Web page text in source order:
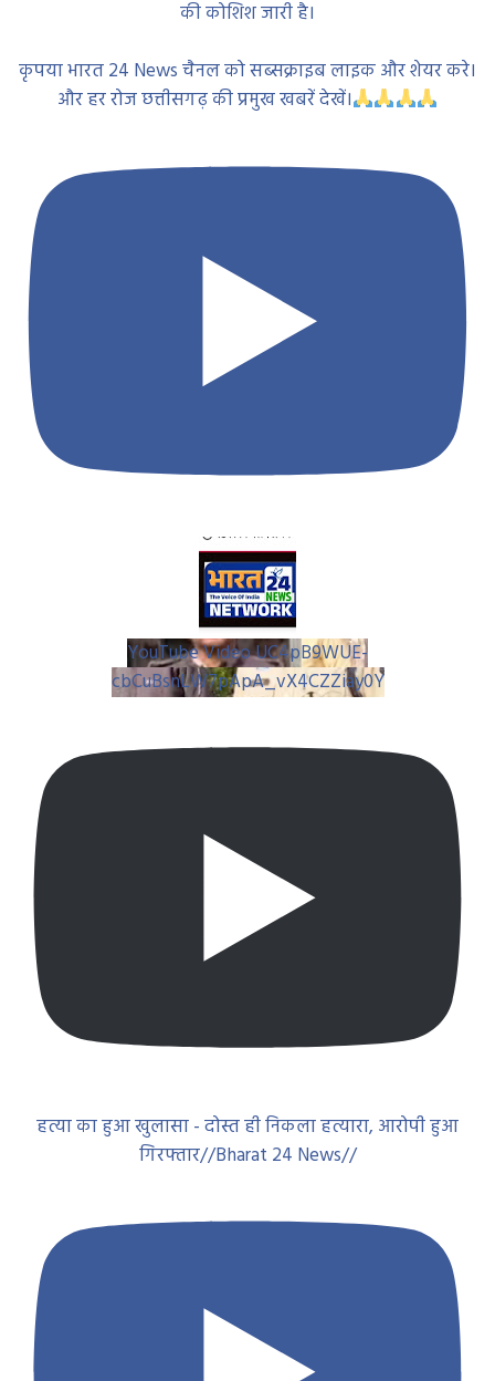
की कोशिश जारी है।
कृपया भारत 24 News चैनल को सब्सक्राइब लाइक और शेयर करे।
और हर रोज छत्तीसगढ़ की प्रमुख खबरें देखें।
YouTube Video UC4pB9WUE-
cbCuBsnLW7pApA_vX4CZZiay0Y
हत्या का हुआ खुलासा - दोस्त ही निकला हत्यारा, आरोपी हुआ
गिरफ्तार//Bharat 24 News//